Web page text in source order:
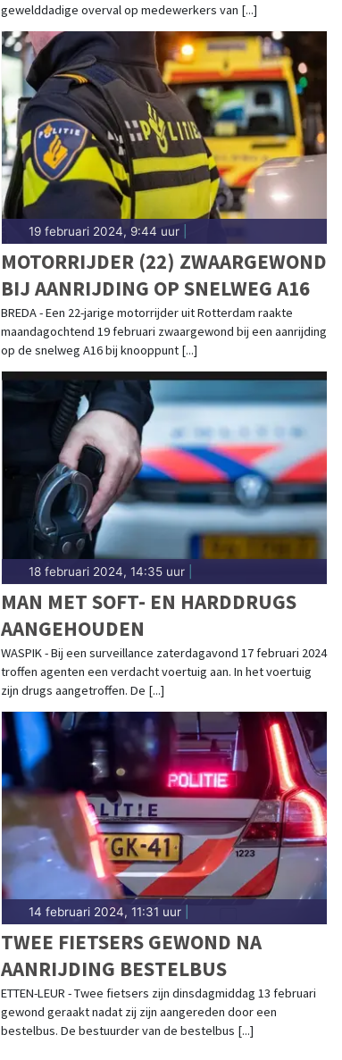
gewelddadige overval op medewerkers van [...]
19 februari 2024, 9:44 uur|
MOTORRIJDER (22) ZWAARGEWOND
BIJ AANRIJDING OP SNELWEG A16
BREDA - Een 22-jarige motorrijder uit Rotterdam raakte
maandagochtend 19 februari zwaargewond bij een aanrijding
op de snelweg A16 bij knooppunt [...]
18 februari 2024, 14:35 uur|
MAN MET SOFT- EN HARDDRUGS
AANGEHOUDEN
WASPIK - Bij een surveillance zaterdagavond 17 februari 2024
troffen agenten een verdacht voertuig aan. In het voertuig
zijn drugs aangetroffen. De [...]
14 februari 2024, 11:31 uur|
TWEE FIETSERS GEWOND NA
AANRIJDING BESTELBUS
ETTEN-LEUR - Twee fietsers zijn dinsdagmiddag 13 februari
gewond geraakt nadat zij zijn aangereden door een
bestelbus. De bestuurder van de bestelbus [...]